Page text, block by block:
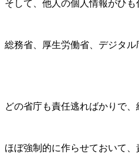
そして、他人の個人情報がひも
総務省、厚生労働省、デジタ
どの省庁も責任逃ればかりで
ほぼ強制的に作らせておいて、